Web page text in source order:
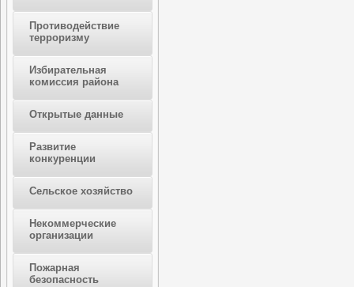
Противодействие
терроризму
Избирательная
комиссия района
Открытые данные
Развитие
конкуренции
Сельское хозяйство
Некоммерческие
организации
Пожарная
безопасность